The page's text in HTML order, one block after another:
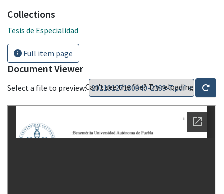
Collections
Tesis de Especialidad
Full item page
Document Viewer
Select a file to preview:Can't see the file? Try reloading